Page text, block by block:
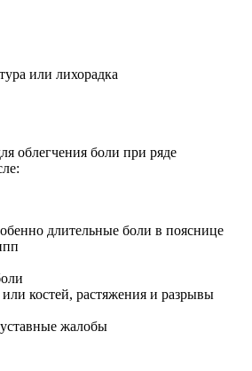
или лихорадка
облегчения боли при ряде
длительные боли в пояснице
костей, растяжения и разрывы
жалобы